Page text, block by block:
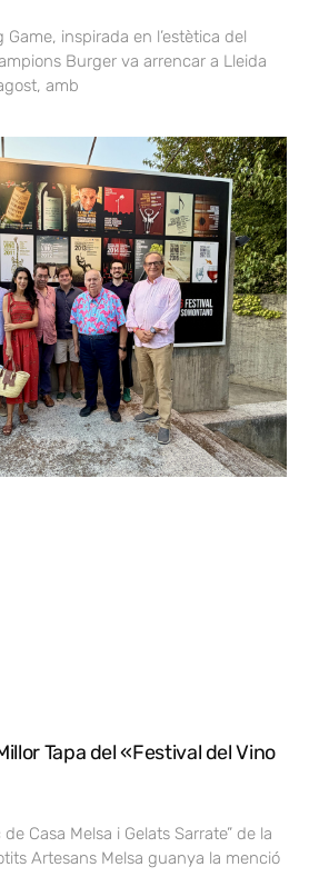
inspirada en l’estètica del
Burger va arrencar a Lleida
amb
Tapa del «Festival del Vino
Casa Melsa i Gelats Sarrate” de la
Artesans Melsa guanya la menció